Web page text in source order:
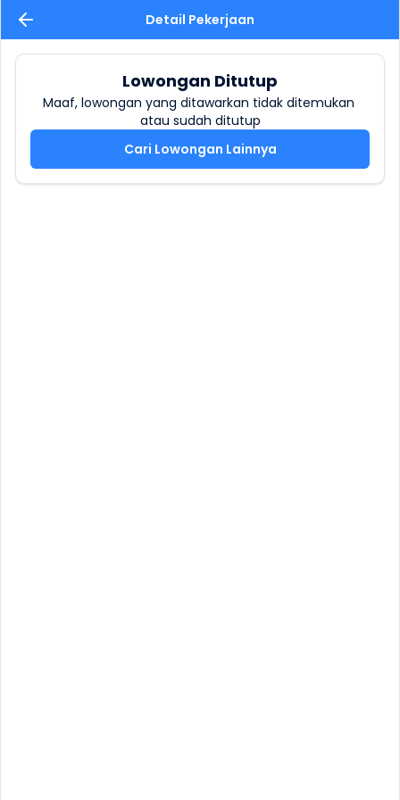
Detail Pekerjaan
Lowongan Ditutup
Maaf, lowongan yang ditawarkan tidak ditemukan
atau sudah ditutup
Cari Lowongan Lainnya